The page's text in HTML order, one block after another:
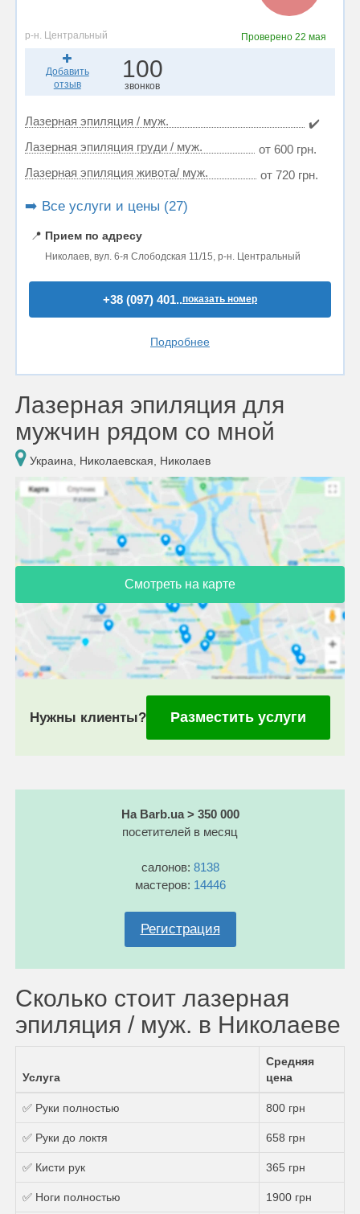
р-н. Центральный Проверено 22 мая
Добавить
отзыв
100
звонков
Лазерная эпиляция / муж.
✔️
Лазерная эпиляция груди / муж.
от 600 грн.
Лазерная эпиляция живота/ муж.
от 720 грн.
➡️ Все услуги и цены (27)
📍 Прием по адресу
Николаев, вул. 6-я Слободская 11/15, р-н. Центральный
+38 (097) 401..показать номер
Подробнее
Лазерная эпиляция для
мужчин рядом со мной
Украина, Николаевская, Николаев
Смотреть на карте
Нужны клиенты? Разместить услуги
На Barb.ua > 350 000
посетителей в месяц
салонов: 8138
мастеров: 14446
Регистрация
Сколько стоит лазерная
эпиляция / муж. в Николаеве
Услуга
Средняя
цена
✅ Руки полностью 800 грн
✅ Руки до локтя 658 грн
✅ Кисти рук 365 грн
✅ Ноги полностью 1900 грн